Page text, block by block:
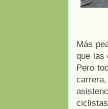
Más
que las
Pero